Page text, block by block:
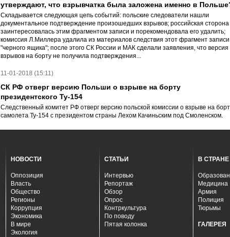
утверждают, что взрывчатка была заложена именно в
Складывается следующая цепь событий: польские следователи нашли
документальное подтверждение произошедших взрывов; российская сторона
заинтересовалась этим фрагментом записи и порекомендовала его удалить;
комиссия Л.Миллера удалила из материалов следствия этот фрагмент записи
"черного ящика"; после этого СК России и МАК сделали заявления, что версия
взрывов на борту не получила подтверждения...
11-01-2018 (15:11)
СК РФ отверг версию Польши о взрыве на борту
президентского Ту-154
Следственный комитет РФ отверг версию польской комиссии о взрыве на
самолета Ту-154 с президентом страны Лехом Качиньским под Смоленском.
НОВОСТИ
Оппозиция
Власть
Общество
Регионы
Коррупция
Экономика
В мире
Экология
СТАТЬИ
Интервью
Репортаж
Обзор
Опрос
Контркультура
По поводу
Пятая колонка
В СТРАНЕ
Медицина
Армия
Полиция
Тюрьмы
ГАЛЕРЕЯ